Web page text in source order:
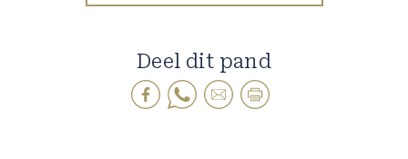
Deel dit pand